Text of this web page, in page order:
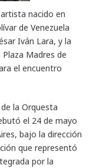
nacido en
de Venezuela
Iván Lara, y la
Madres de
el encuentro
la Orquesta
el 24 de mayo
bajo la dirección
que representó
por la